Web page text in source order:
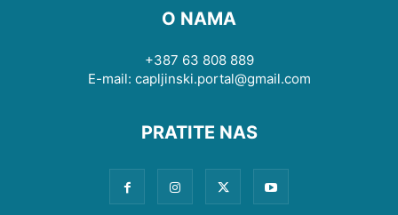
O NAMA
+387 63 808 889
E-mail: capljinski.portal@gmail.com
PRATITE NAS